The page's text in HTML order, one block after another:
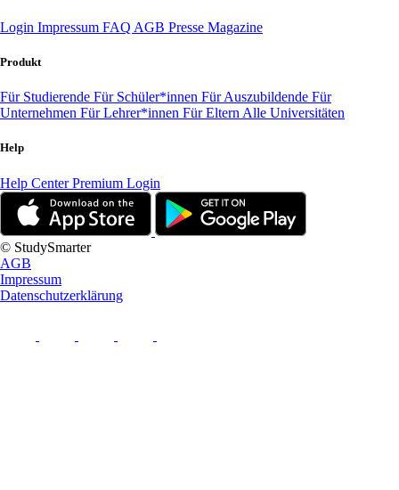
Login Impressum FAQ AGB Presse Magazine
Produkt
Für Studierende Für Schüler*innen Für Auszubildende Für
Unternehmen Für Lehrer*innen Für Eltern Alle Universitäten
Help
Help CenterPremium Login
© StudySmarter
AGB
Impressum
Datenschutzerklärung